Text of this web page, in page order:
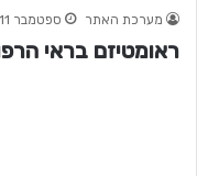
מערכת האתר ספטמבר 11, 2019
ראומטיזם בראי